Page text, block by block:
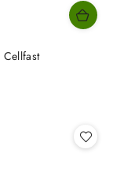
Cellfast